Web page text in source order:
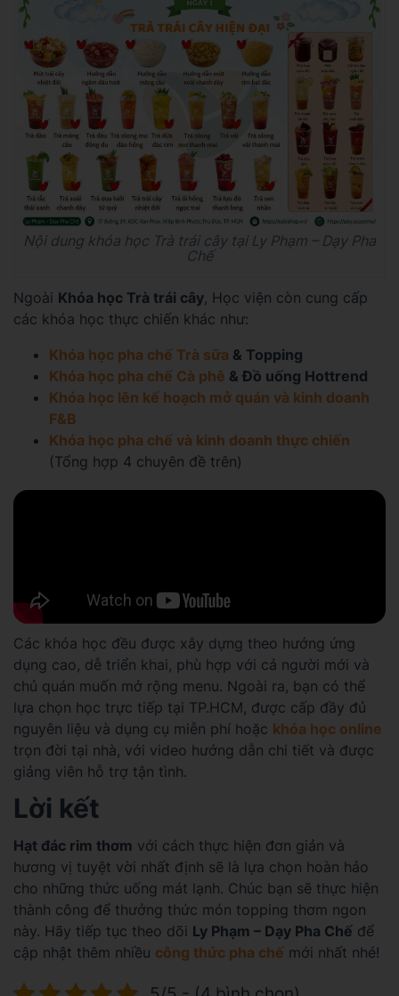
Nội dung khóa học Trà trái cây tại Ly Phạm – Dạy Pha
Chế
Ngoài Khóa học Trà trái cây, Học viện còn cung cấp
các khóa học thực chiến khác như:
Khóa học pha chế Trà sữa & Topping
Khóa học pha chế Cà phê & Đồ uống Hottrend
Khóa học lên kế hoạch mở quán và kinh doanh
F&B
Khóa học pha chế và kinh doanh thực chiến
(Tổng hợp 4 chuyên đề trên)
Các khóa học đều được xây dựng theo hướng ứng
dụng cao, dễ triển khai, phù hợp với cả người mới và
chủ quán muốn mở rộng menu. Ngoài ra, bạn có thể
lựa chọn học trực tiếp tại TP.HCM, được cấp đầy đủ
nguyên liệu và dụng cụ miễn phí hoặc khóa học online
trọn đời tại nhà, với video hướng dẫn chi tiết và được
giảng viên hỗ trợ tận tình.
Lời kết
Hạt đác rim thơm với cách thực hiện đơn giản và
hương vị tuyệt vời nhất định sẽ là lựa chọn hoàn hảo
cho những thức uống mát lạnh. Chúc bạn sẽ thực hiện
thành công để thưởng thức món topping thơm ngon
này. Hãy tiếp tục theo dõi Ly Phạm – Dạy Pha Chế để
cập nhật thêm nhiều công thức pha chế mới nhất nhé!